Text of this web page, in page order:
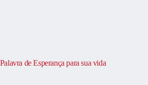
de Esperança para sua vida